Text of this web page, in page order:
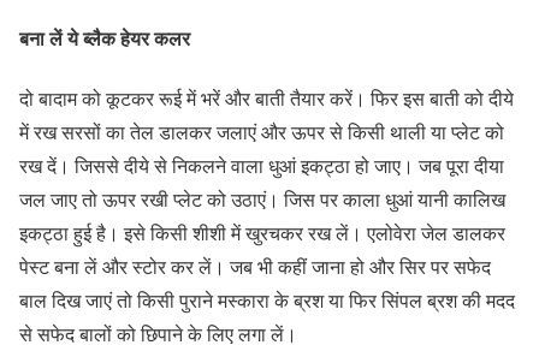
बना लें ये ब्लैक हेयर कलर
दो बादाम को कूटकर रूई में भरें और बाती तैयार करें। फिर इस बाती को दीये
में रख सरसों का तेल डालकर जलाएं और ऊपर से किसी थाली या प्लेट को
रख दें। जिससे दीये से निकलने वाला धुआं इकट्ठा हो जाए। जब पूरा दीया
जल जाए तो ऊपर रखी प्लेट को उठाएं। जिस पर काला धुआं यानी कालिख
इकट्ठा हुई है। इसे किसी शीशी में खुरचकर रख लें। एलोवेरा जेल डालकर
पेस्ट बना लें और स्टोर कर लें। जब भी कहीं जाना हो और सिर पर सफेद
बाल दिख जाएं तो किसी पुराने मस्कारा के ब्रश या फिर सिंपल ब्रश की मदद
से सफेद बालों को छिपाने के लिए लगा लें।